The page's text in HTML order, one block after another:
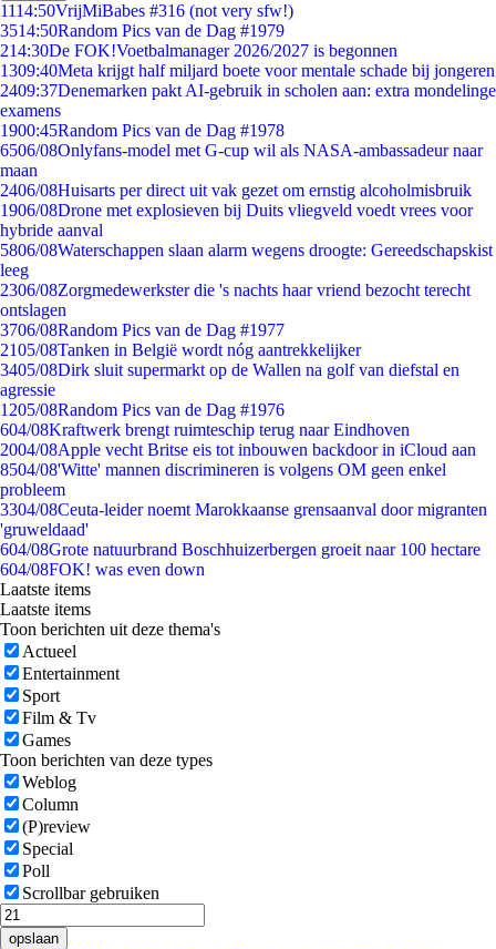
1114:50VrijMiBabes #316 (not very sfw!)
3514:50Random Pics van de Dag #1979
214:30De FOK!Voetbalmanager 2026/2027 is begonnen
1309:40Meta krijgt half miljard boete voor mentale schade bij jongeren
2409:37Denemarken pakt AI-gebruik in scholen aan: extra mondelinge
examens
1900:45Random Pics van de Dag #1978
6506/08Onlyfans-model met G-cup wil als NASA-ambassadeur naar
maan
2406/08Huisarts per direct uit vak gezet om ernstig alcoholmisbruik
1906/08Drone met explosieven bij Duits vliegveld voedt vrees voor
hybride aanval
5806/08Waterschappen slaan alarm wegens droogte: Gereedschapskist
leeg
2306/08Zorgmedewerkster die 's nachts haar vriend bezocht terecht
ontslagen
3706/08Random Pics van de Dag #1977
2105/08Tanken in België wordt nóg aantrekkelijker
3405/08Dirk sluit supermarkt op de Wallen na golf van diefstal en
agressie
1205/08Random Pics van de Dag #1976
604/08Kraftwerk brengt ruimteschip terug naar Eindhoven
2004/08Apple vecht Britse eis tot inbouwen backdoor in iCloud aan
8504/08'Witte' mannen discrimineren is volgens OM geen enkel
probleem
3304/08Ceuta-leider noemt Marokkaanse grensaanval door migranten
'gruweldaad'
604/08Grote natuurbrand Boschhuizerbergen groeit naar 100 hectare
604/08FOK! was even down
Laatste items
Laatste items
Toon berichten uit deze thema's
Actueel
Entertainment
Sport
Film & Tv
Games
Toon berichten van deze types
Weblog
Column
(P)review
Special
Poll
Scrollbar gebruiken
opslaan